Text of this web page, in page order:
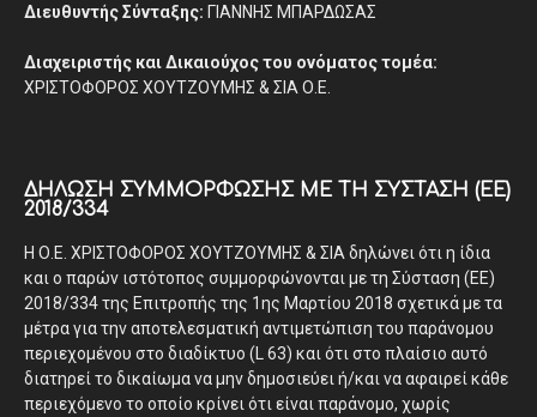
Διευθυντής Σύνταξης: ΓΙΑΝΝΗΣ ΜΠΑΡΔΩΣΑΣ
Διαχειριστής και Δικαιούχος του ονόματος τομέα:
ΧΡΙΣΤΟΦΟΡΟΣ ΧΟΥΤΖΟΥΜΗΣ & ΣΙΑ Ο.Ε.
ΔΉΛΩΣΗ ΣΥΜΜΌΡΦΩΣΗΣ ΜΕ ΤΗ ΣΎΣΤΑΣΗ (ΕΕ)
2018/334
Η Ο.Ε. ΧΡΙΣΤΟΦΟΡΟΣ ΧΟΥΤΖΟΥΜΗΣ & ΣΙΑ δηλώνει ότι η ίδια
και ο παρών ιστότοπος συμμορφώνονται με τη Σύσταση (ΕΕ)
2018/334 της Επιτροπής της 1ης Μαρτίου 2018 σχετικά με τα
μέτρα για την αποτελεσματική αντιμετώπιση του παράνομου
περιεχομένου στο διαδίκτυο (L 63) και ότι στο πλαίσιο αυτό
διατηρεί το δικαίωμα να μην δημοσιεύει ή/και να αφαιρεί κάθε
περιεχόμενο το οποίο κρίνει ότι είναι παράνομο, χωρίς